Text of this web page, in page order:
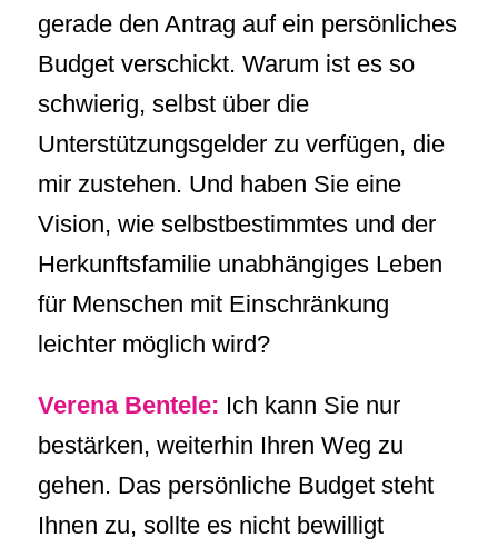
gerade den Antrag auf ein persönliches
Budget verschickt. Warum ist es so
schwierig, selbst über die
Unterstützungsgelder zu verfügen, die
mir zustehen. Und haben Sie eine
Vision, wie selbstbestimmtes und der
Herkunftsfamilie unabhängiges Leben
für Menschen mit Einschränkung
leichter möglich wird?
Verena Bentele: Ich kann Sie nur
bestärken, weiterhin Ihren Weg zu
gehen. Das persönliche Budget steht
Ihnen zu, sollte es nicht bewilligt